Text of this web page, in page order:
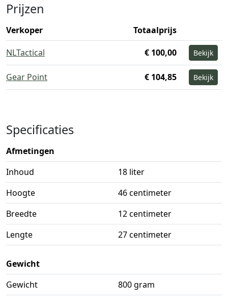
Prijzen
Verkoper
Totaalprijs
NLTactical
€ 100,00 Bekijk
Gear Point € 104,85 Bekijk
Specificaties
Afmetingen
Inhoud
18 liter
Hoogte
46 centimeter
Breedte
12 centimeter
Lengte
27 centimeter
Gewicht
Gewicht
800 gram